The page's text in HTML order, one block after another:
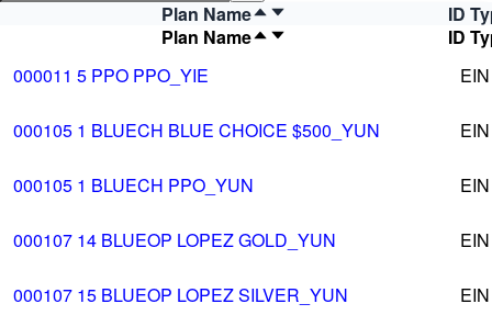
Plan Name
ID
Plan Name
ID
000011 5 PPO PPO_YIE
EIN
000105 1 BLUECH BLUE CHOICE $500_YUN EIN
000105 1 BLUECH PPO_YUN EIN
000107 14 BLUEOP LOPEZ GOLD_YUN EIN
000107 15 BLUEOP LOPEZ SILVER_YUN EIN